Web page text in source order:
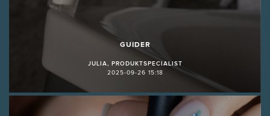
GUIDER
JULIA, PRODUKTSPECIALIST
2025-09-26 15:18